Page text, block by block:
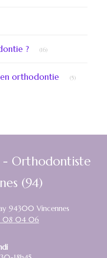
? (16)
orthodontie (5)
- Orthodontiste
(94)
94300 Vincennes
08 04 06